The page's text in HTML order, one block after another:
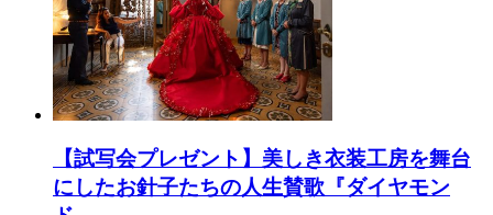
【試写会プレゼント】美しき衣装工房を舞台
にしたお針子たちの人生賛歌『ダイヤモン